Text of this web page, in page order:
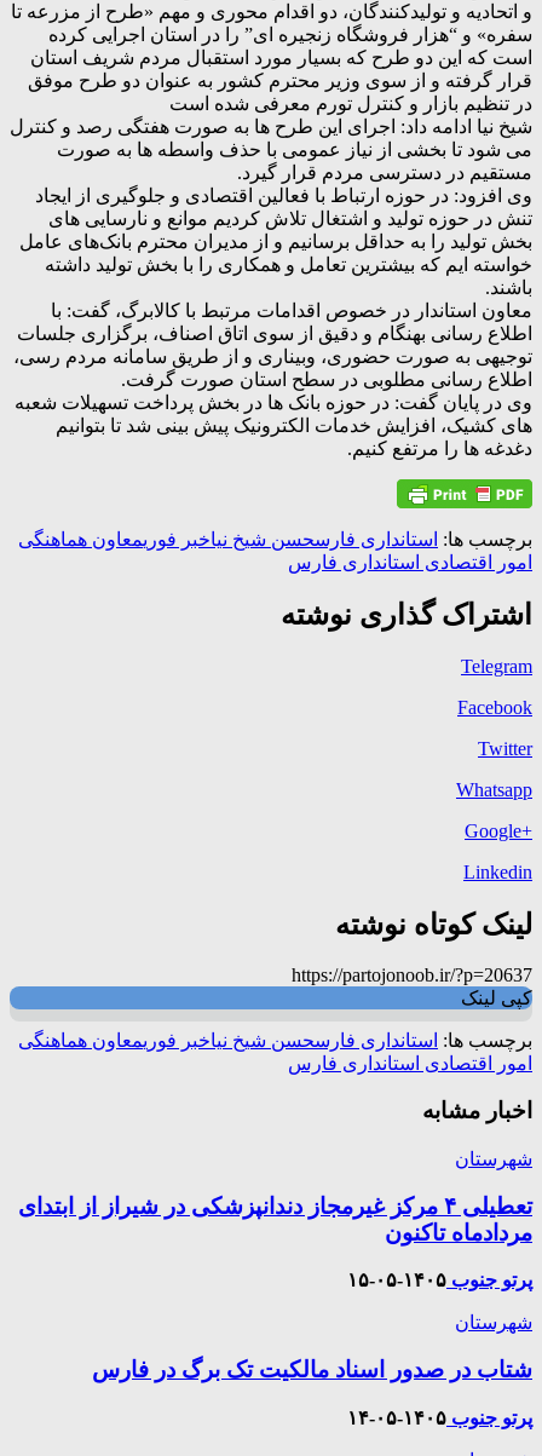
و اتحادیه و تولیدکنندگان، دو اقدام محوری و مهم «طرح از مزرعه تا
سفره» و “هزار فروشگاه زنجیره ای” را در استان اجرایی کرده
است که این دو طرح که بسیار مورد استقبال مردم شریف استان
قرار گرفته و از سوی وزیر محترم کشور به عنوان دو طرح موفق
در تنظیم بازار و کنترل تورم معرفی شده است
شیخ نیا ادامه داد: اجرای این طرح ها به صورت هفتگی رصد و کنترل
می شود تا بخشی از نیاز عمومی با حذف واسطه ها به صورت
مستقیم در دسترسی مردم قرار گیرد.
وی افزود: در حوزه ارتباط با فعالین اقتصادی و جلوگیری از ایجاد
تنش در حوزه تولید و اشتغال تلاش کردیم موانع و نارسایی های
بخش تولید را به حداقل برسانیم و از مدیران محترم بانک‌های عامل
خواسته ایم که بیشترین تعامل و همکاری را با بخش تولید داشته
باشند.
معاون استاندار در خصوص اقدامات مرتبط با کالابرگ، گفت: با
اطلاع رسانی بهنگام و دقیق از سوی اتاق اصناف، برگزاری جلسات
توجیهی به صورت حضوری، وبیناری و از طریق سامانه مردم رسی،
اطلاع رسانی مطلوبی در سطح استان صورت گرفت.
وی در پایان گفت: در حوزه بانک ها در بخش پرداخت تسهیلات شعبه
های کشیک، افزایش خدمات الکترونیک پیش بینی شد تا بتوانیم
دغدغه ها را مرتفع کنیم.
برچسب ها: استانداری فارسحسن شیخ نیاخبر فوریمعاون هماهنگی
امور اقتصادی استانداری فارس
اشتراک گذاری نوشته
Telegram
Facebook
Twitter
Whatsapp
+Google
Linkedin
لینک کوتاه نوشته
https://partojonoob.ir/?p=20637
کپی لینک
برچسب ها: استانداری فارسحسن شیخ نیاخبر فوریمعاون هماهنگی
امور اقتصادی استانداری فارس
اخبار مشابه
شهرستان
تعطیلی ۴ مرکز غیرمجاز دندانپزشکی در شیراز از ابتدای
مردادماه تاکنون
پرتو جنوب ۱۴۰۵-۰۵-۱۵
شهرستان
شتاب در صدور اسناد مالکیت تک برگ در فارس
پرتو جنوب ۱۴۰۵-۰۵-۱۴